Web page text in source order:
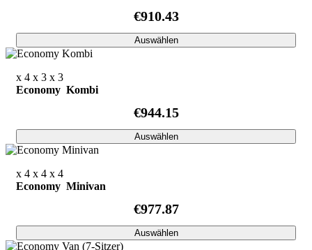
€910.43
Auswählen
x 4 x 3 x 3
Economy Kombi
€944.15
Auswählen
x 4 x 4 x 4
Economy Minivan
€977.87
Auswählen